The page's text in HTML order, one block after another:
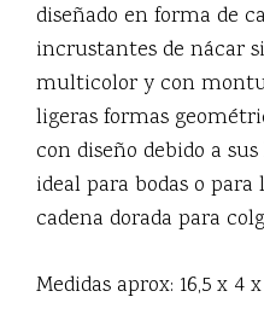
diseñado en forma de
incrustantes de nácar
multicolor y con
ligeras formas
con diseño debido a
ideal para bodas o para
cadena dorada para
Medidas aprox: 16,5 x 4